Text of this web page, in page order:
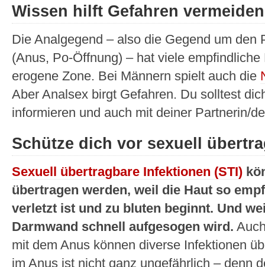
Wissen hilft Gefahren vermeiden
Die Analgegend – also die Gegend um den
(Anus, Po-Öffnung) – hat viele
erogene Zone. Bei Männern spielt auch die
Aber Analsex birgt Gefahren. Du solltest
informieren und auch mit deiner Partnerin/
Schütze dich vor sexuell
Sexuell übertragbare Infektionen (STI)
übertragen werden, weil die Haut so
verletzt ist und zu bluten beginnt. Und
Darmwand schnell aufgesogen wird.
mit dem Anus können diverse Infektionen
im Anus ist nicht ganz ungefährlich – denn